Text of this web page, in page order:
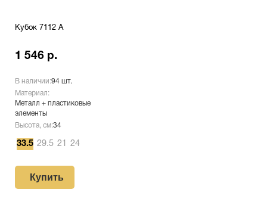
Кубок 7112 A
1 546 р.
В наличии:94 шт.
Материал:
Металл + пластиковые
элементы
Высота, см:34
33.5 29.5 21 24
Купить